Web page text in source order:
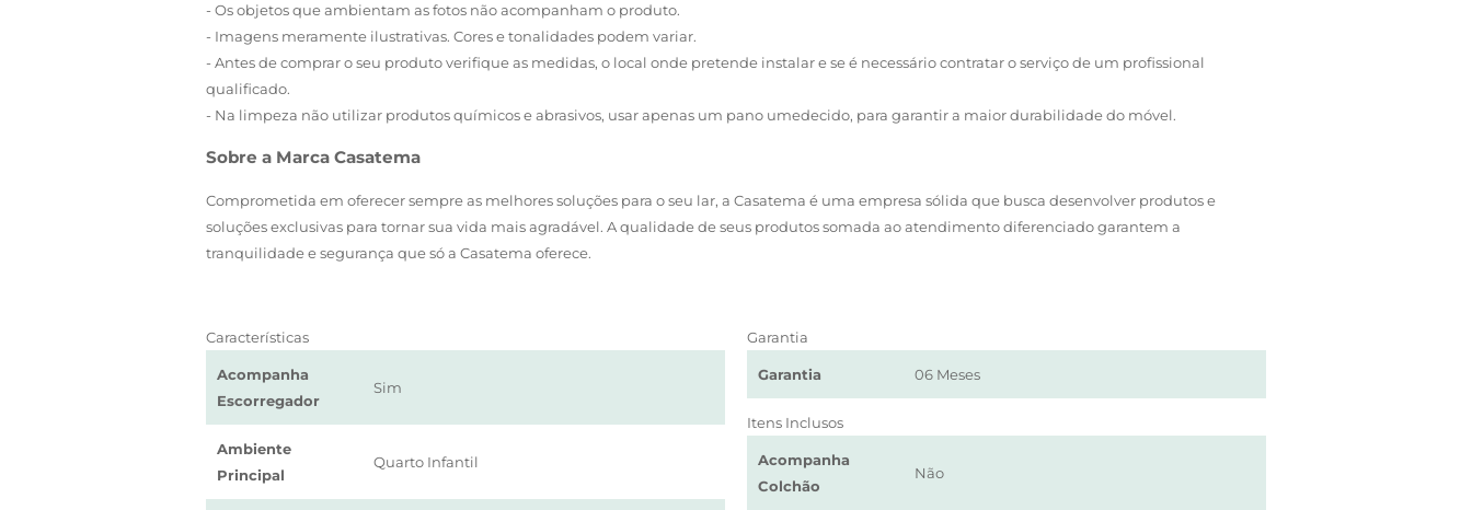
- Os objetos que ambientam as fotos não acompanham o produto.
- Imagens meramente ilustrativas. Cores e tonalidades podem variar.
- Antes de comprar o seu produto verifique as medidas, o local onde pretende instalar e se é necessário contratar o serviço de um profissional
qualificado.
- Na limpeza não utilizar produtos químicos e abrasivos, usar apenas um pano umedecido, para garantir a maior durabilidade do móvel.
Sobre a Marca Casatema
Comprometida em oferecer sempre as melhores soluções para o seu lar, a Casatema é uma empresa sólida que busca desenvolver produtos e
soluções exclusivas para tornar sua vida mais agradável. A qualidade de seus produtos somada ao atendimento diferenciado garantem a
tranquilidade e segurança que só a Casatema oferece.
Características
Acompanha
Escorregador
Sim
Ambiente
Principal
Quarto Infantil
Garantia
Garantia 06 Meses
Itens Inclusos
Acompanha
Colchão
Não